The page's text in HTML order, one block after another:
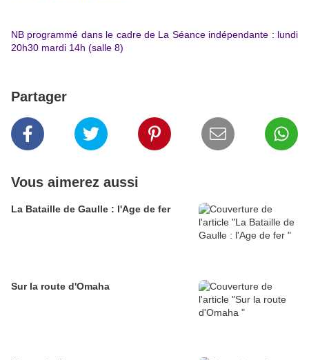
NB programmé dans le cadre de La Séance indépendante : lundi
20h30 mardi 14h (salle 8)
Partager
Vous aimerez aussi
La Bataille de Gaulle : l'Age de fer
Sur la route d'Omaha